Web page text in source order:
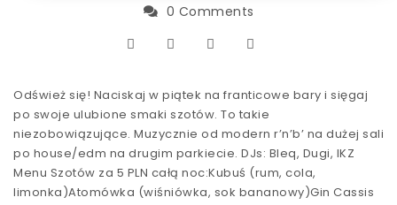
0 Comments
Odśwież się! Naciskaj w piątek na franticowe bary i sięgaj
po swoje ulubione smaki szotów. To takie
niezobowiązujące. Muzycznie od modern r’n’b’ na dużej sali
po house/edm na drugim parkiecie. DJs: Bleq, Dugi, IKZ
Menu Szotów za 5 PLN całą noc:Kubuś (rum, cola,
limonka)Atomówka (wiśniówka, sok bananowy)Gin Cassis